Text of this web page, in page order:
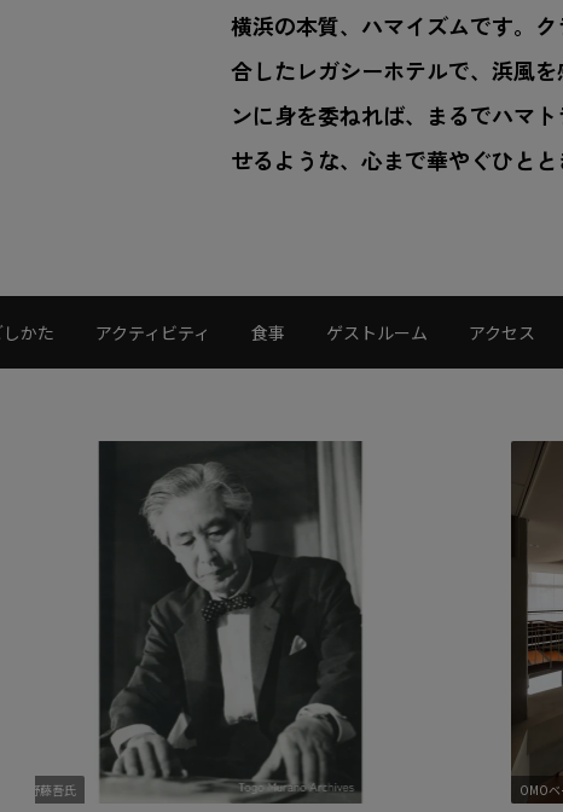
横浜の本質、ハマイズムです。
合したレガシーホテルで、浜風
ンに身を委ねれば、まるでハマ
せるような、心まで華やぐひとと
かた アクティビティ 食事 ゲストルーム アクセス
建築家 村野藤吾氏 OMOベース